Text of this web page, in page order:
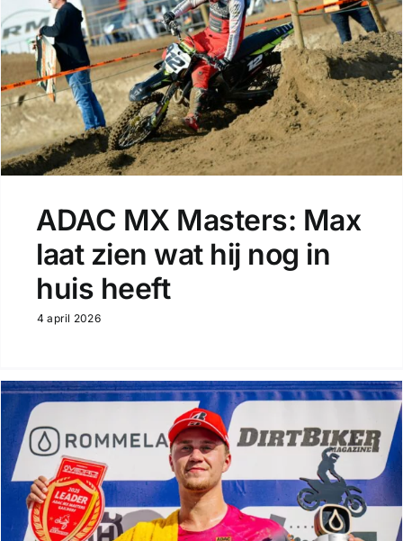
ADAC MX Masters: Max
laat zien wat hij nog in
huis heeft
4 april 2026